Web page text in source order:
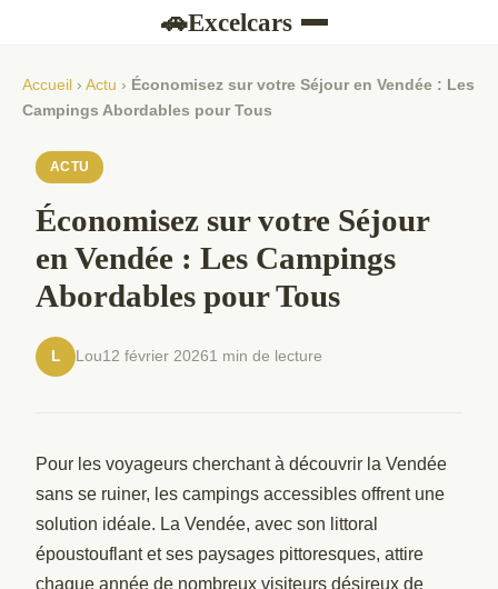
🚗Excelcars
Accueil › Actu › Économisez sur votre Séjour en Vendée : Les
Campings Abordables pour Tous
ACTU
Économisez sur votre Séjour
en Vendée : Les Campings
Abordables pour Tous
L Lou12 février 20261 min de lecture
Pour les voyageurs cherchant à découvrir la Vendée
sans se ruiner, les campings accessibles offrent une
solution idéale. La Vendée, avec son littoral
époustouflant et ses paysages pittoresques, attire
chaque année de nombreux visiteurs désireux de